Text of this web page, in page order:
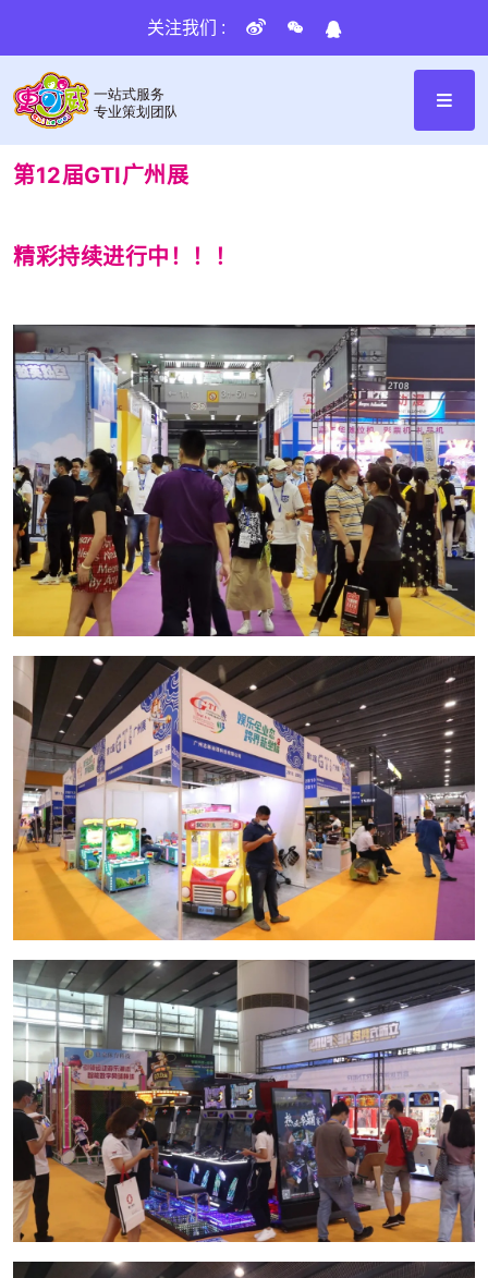
关注我们 :
第12届GTI广州展
精彩持续进行中！！！